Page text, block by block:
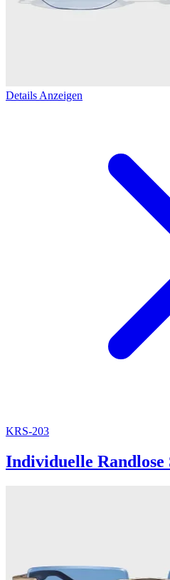
Details Anzeigen
KRS-203
Individuelle Randlose